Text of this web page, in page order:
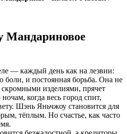
Мандариновое
— каждый день как на лезвии:
и постоянная борьба. Она не
изделиями, прячет
когда весь город спит,
Шэнь Яньчжоу становится для
тёплым. Но счастье, как часто